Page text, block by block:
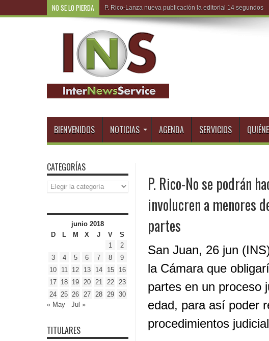
NO SE LO PIERDA R.Dominican
BIENVENIDOS NOTICIAS AGENDA SERVICIOS
P. Rico-No se podrán
involucren a menores
partes
San Juan, 26 jun
la Cámara que
partes en un proceso
edad, para así poder
procedimientos
CATEGORÍAS
Categorías
junio 2018
D
L M X J V
S
1
2
3
4 5 6 7 8
9
10
11 12 13 14 15
16
17 18 19 20 21 22
23
24 25 26 27 28 29
30
« May
Jul »
TITULARES